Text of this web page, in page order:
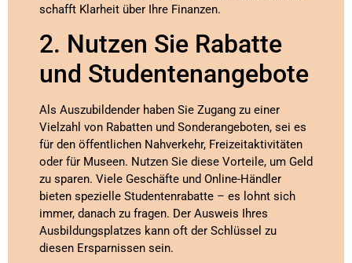
schafft Klarheit über Ihre Finanzen.
2. Nutzen Sie Rabatte
und Studentenangebote
Als Auszubildender haben Sie Zugang zu einer
Vielzahl von Rabatten und Sonderangeboten, sei es
für den öffentlichen Nahverkehr, Freizeitaktivitäten
oder für Museen. Nutzen Sie diese Vorteile, um Geld
zu sparen. Viele Geschäfte und Online-Händler
bieten spezielle Studentenrabatte – es lohnt sich
immer, danach zu fragen. Der Ausweis Ihres
Ausbildungsplatzes kann oft der Schlüssel zu
diesen Ersparnissen sein.